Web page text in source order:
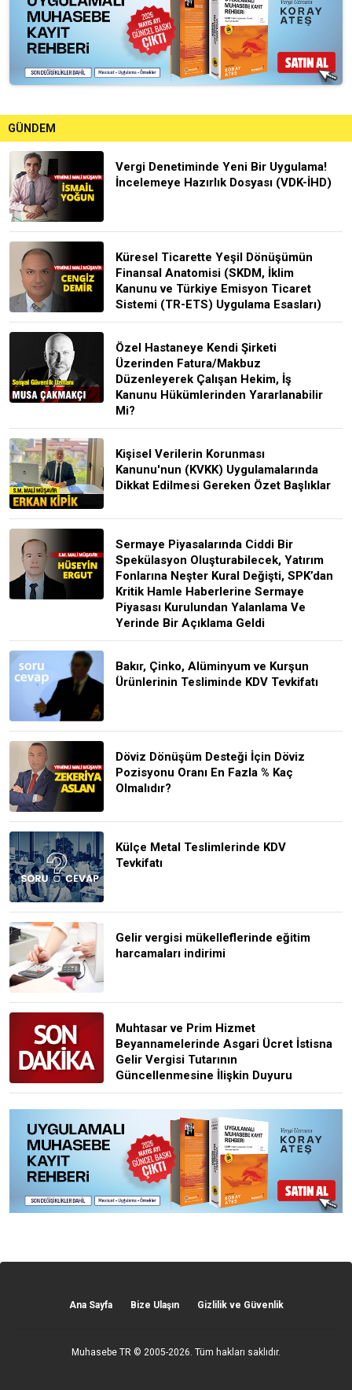
GÜNDEM
Vergi Denetiminde Yeni Bir Uygulama!
İncelemeye Hazırlık Dosyası (VDK-İHD)
Küresel Ticarette Yeşil Dönüşümün
Finansal Anatomisi (SKDM, İklim
Kanunu ve Türkiye Emisyon Ticaret
Sistemi (TR-ETS) Uygulama Esasları)
Özel Hastaneye Kendi Şirketi
Üzerinden Fatura/Makbuz
Düzenleyerek Çalışan Hekim, İş
Kanunu Hükümlerinden Yararlanabilir
Mi?
Kişisel Verilerin Korunması
Kanunu'nun (KVKK) Uygulamalarında
Dikkat Edilmesi Gereken Özet Başlıklar
Sermaye Piyasalarında Ciddi Bir
Spekülasyon Oluşturabilecek, Yatırım
Fonlarına Neşter Kural Değişti, SPK’dan
Kritik Hamle Haberlerine Sermaye
Piyasası Kurulundan Yalanlama Ve
Yerinde Bir Açıklama Geldi
Bakır, Çinko, Alüminyum ve Kurşun
Ürünlerinin Tesliminde KDV Tevkifatı
Döviz Dönüşüm Desteği İçin Döviz
Pozisyonu Oranı En Fazla % Kaç
Olmalıdır?
Külçe Metal Teslimlerinde KDV
Tevkifatı
Gelir vergisi mükelleflerinde eğitim
harcamaları indirimi
Muhtasar ve Prim Hizmet
Beyannamelerinde Asgari Ücret İstisna
Gelir Vergisi Tutarının
Güncellenmesine İlişkin Duyuru
Ana Sayfa Bize Ulaşın Gizlilik ve Güvenlik
Muhasebe TR © 2005-2026. Tüm hakları saklıdır.